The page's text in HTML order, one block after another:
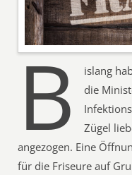
B
islang
die
Zügel
angezogen. Eine
für die Friseure auf